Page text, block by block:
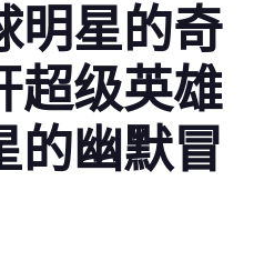
明星的奇
超级英雄
的幽默冒